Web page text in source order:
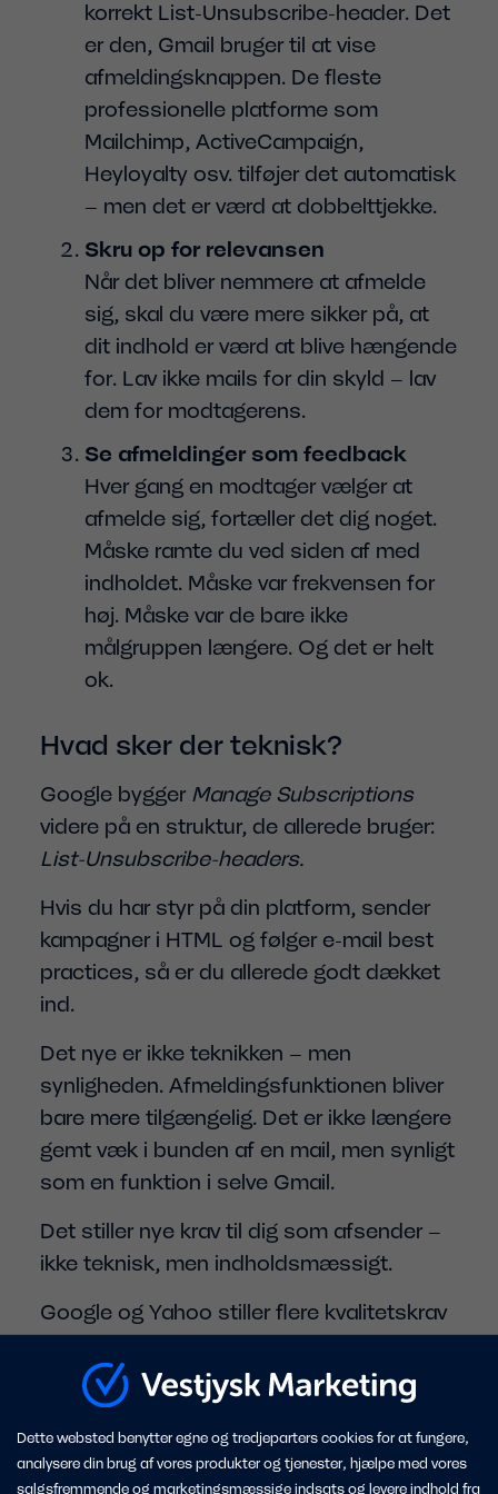
korrekt List-Unsubscribe-header. Det
er den, Gmail bruger til at vise
afmeldingsknappen. De fleste
professionelle platforme som
Mailchimp, ActiveCampaign,
Heyloyalty osv. tilføjer det automatisk
– men det er værd at dobbelttjekke.
Skru op for relevansen
Når det bliver nemmere at afmelde
sig, skal du være mere sikker på, at
dit indhold er værd at blive hængende
for. Lav ikke mails for din skyld – lav
dem for modtagerens.
Se afmeldinger som feedback
Hver gang en modtager vælger at
afmelde sig, fortæller det dig noget.
Måske ramte du ved siden af med
indholdet. Måske var frekvensen for
høj. Måske var de bare ikke
målgruppen længere. Og det er helt
ok.
Hvad sker der teknisk?
Google bygger Manage Subscriptions
videre på en struktur, de allerede bruger:
List-Unsubscribe-headers.
Hvis du har styr på din platform, sender
kampagner i HTML og følger e-mail best
practices, så er du allerede godt dækket
ind.
Det nye er ikke teknikken – men
synligheden. Afmeldingsfunktionen bliver
bare mere tilgængelig. Det er ikke længere
gemt væk i bunden af en mail, men synligt
som en funktion i selve Gmail.
Det stiller nye krav til dig som afsender –
ikke teknisk, men indholdsmæssigt.
Google og Yahoo stiller flere kvalitetskrav
til dig som afsender. Vil du vide mere?
Kontakt os på9732 0108eller
marketing@vestjyskmarketing.dk
Dette websted benytter egne og tredjeparters cookies for at fungere,
analysere din brug af vores produkter og tjenester, hjælpe med vores
salgsfremmende og marketingsmæssige indsats og levere indhold fra